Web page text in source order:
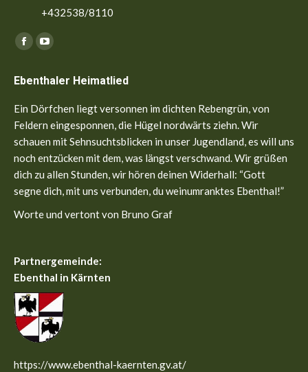
+432538/8110
Finden Sie uns auf:
Facebook
opens
in
new
window
YouTube
opens
in
new
window
Ebenthaler Heimatlied
Ein Dörfchen liegt versonnen im dichten Rebengrün, von
Feldern eingesponnen, die Hügel nordwärts ziehn. Wir
schauen mit Sehnsuchtsblicken in unser Jugendland, es will uns
noch entzücken mit dem, was längst verschwand. Wir grüßen
dich zu allen Stunden, wir hören deinen Widerhall: “Gott
segne dich, mit uns verbunden, du weinumranktes Ebenthal!”
Worte und vertont von Bruno Graf
Partnergemeinde:
Ebenthal in Kärnten
https://www.ebenthal-kaernten.gv.at/